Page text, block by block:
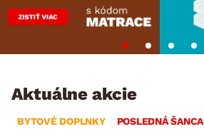
Aktuálne akcie
BYTOVÉ DOPLNKY POSLEDNÁ ŠANCA